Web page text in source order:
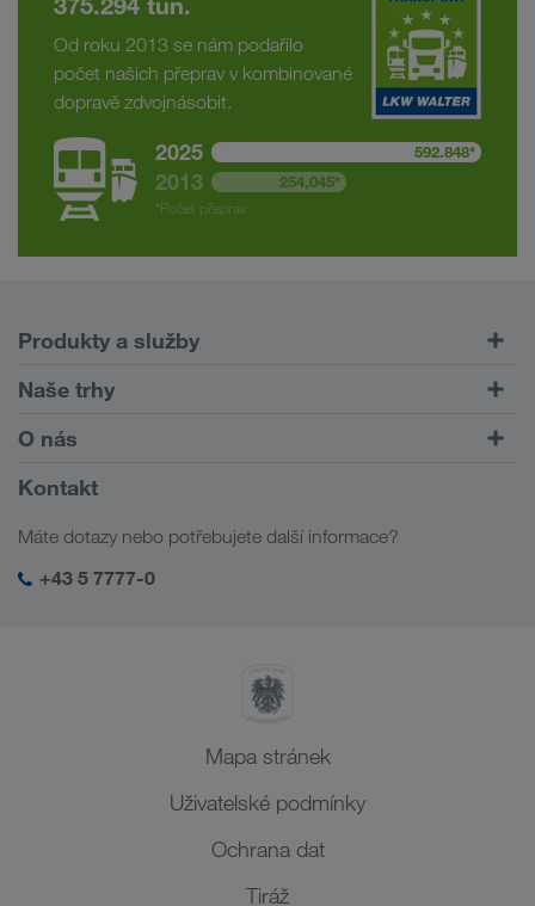
Od roku 2013 se nám podařilo
počet našich přeprav v kombinované
dopravě zdvojnásobit.
2025 592.848*
2013
254,045*
*Počet přeprav
Produkty a služby
Silniční doprava
Zákaznický portál CONNECT
Digitální řešení
Řešení podle odvětví
Naše trhy
Evropa
Kavkaz
Střední Asie
Blízký východ
O nás
Informace o firmě
Sociální odpovědnost
Management SHEQ
Kontakt
Máte dotazy nebo potřebujete další informace?
+43 5 7777-0
Mapa stránek
Uživatelské podmínky
Ochrana dat
Tiráž